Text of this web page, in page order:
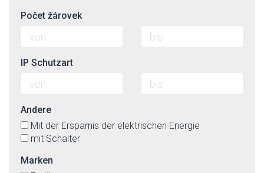
Počet žárovek
IP Schutzart
Andere
Mit der Ersparnis der elektrischen Energie
mit Schalter
Marken